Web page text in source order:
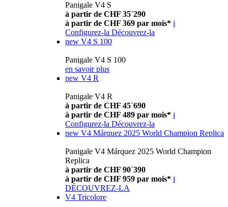
Panigale V4 S
à partir de CHF 35´290
à partir de CHF 369 par mois* i
Configurez-la Découvrez-la
new V4 S 100
Panigale V4 S 100
en savoir plus
new V4 R
Panigale V4 R
à partir de CHF 45´690
à partir de CHF 489 par mois* i
Configurez-la Découvrez-la
new V4 Márquez 2025 World Champion Replica
Panigale V4 Márquez 2025 World Champion
Replica
à partir de CHF 90´390
à partir de CHF 959 par mois* i
DÉCOUVREZ-LA
V4 Tricolore